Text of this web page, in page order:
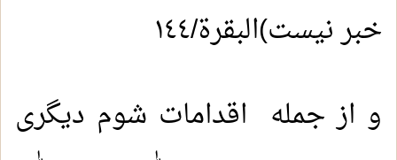
خبر نيست)البقرة/١٤٤
و از جمله اقدامات شوم دیگری